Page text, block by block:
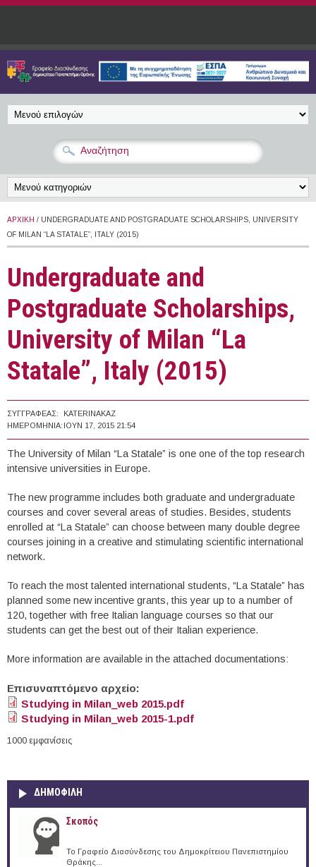
Παράκαμψη προς το κυρίως περιεχόμενο
ΑΡΧΙΚΉ / UNDERGRADUATE AND POSTGRADUATE SCHOLARSHIPS, UNIVERSITY
OF MILAN “LA STATALE”, ITALY (2015)
Undergraduate and
Postgraduate Scholarships,
University of Milan “La
Statale”, Italy (2015)
ΣΥΓΓΡΑΦΈΑΣ:
KATERINAKAZ
ΗΜΕΡΟΜΗΝΊΑ: ΙΟΥΝ 17, 2015 21:54
The University of Milan “La Statale” is one one of the top research
intensive universities in Europe.
The new programme includes both graduate and undergraduate
courses and cover several areas of studies. Besides, students
enrolled at “La Statale” can choose between many double degree
courses joining in a creative and stimulating scientific international
network.
To reach the most talented international students, “La Statale” has
planned some new incentive grants, this year up to a number of
120, together with free Italian language courses so that our
students can get the best out of their Italian experience.
More information are available in the attached documentations:
Επισυναπτόμενο αρχείο:
Studying in Milan_web 2015.pdf
Studying in Milan_web 2015-1.pdf
1000 εμφανίσεις
ΔΗΜΟΦΙΛΗ
Σκοπός
Το Γραφείο Διασύνδεσης του Δημοκρίτειου Πανεπιστημίου
Θράκης...